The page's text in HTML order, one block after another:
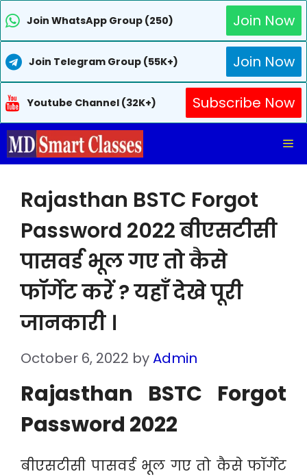
Join WhatsApp Group (250) Join Now
Join Telegram Group (55K+) Join Now
Youtube Channel (32K+)
Subscribe Now
Skip
to
Rajasthan BSTC Forgot
Password 2022 बीएसटीसी
पासवर्ड भूल गए तो कैसे
फॉर्गेट करें ? यहाँ देखे पूरी
जानकारी ।
October 6, 2022 byAdmin
Rajasthan BSTC Forgot
Password 2022
बीएसटीसी पासवर्ड भूल गए तो कैसे फॉर्गेट